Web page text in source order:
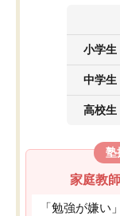
小学生
中学生
高校生
塾
家庭教
「勉強が嫌